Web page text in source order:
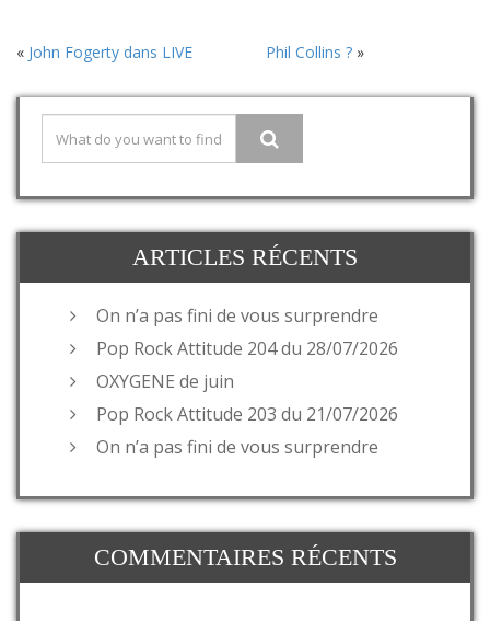
« John Fogerty dans LIVE Phil Collins ?»
ARTICLES RÉCENTS
On n’a pas fini de vous surprendre
Pop Rock Attitude 204 du 28/07/2026
OXYGENE de juin
Pop Rock Attitude 203 du 21/07/2026
On n’a pas fini de vous surprendre
COMMENTAIRES RÉCENTS